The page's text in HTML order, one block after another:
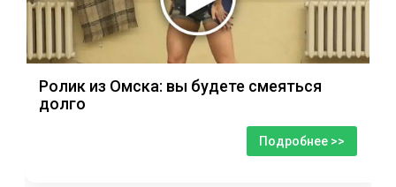
Ролик из Омска: вы будете смеяться
долго
Подробнее >>